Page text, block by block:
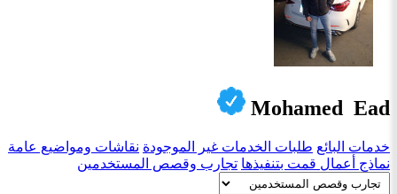
Mohamed Ead
خدمات البائع طلبات الخدمات غير الموجودة نقاشات ومواضيع عامة
نماذج أعمال قمت بتنفيذها تجارب وقصص المستخدمين